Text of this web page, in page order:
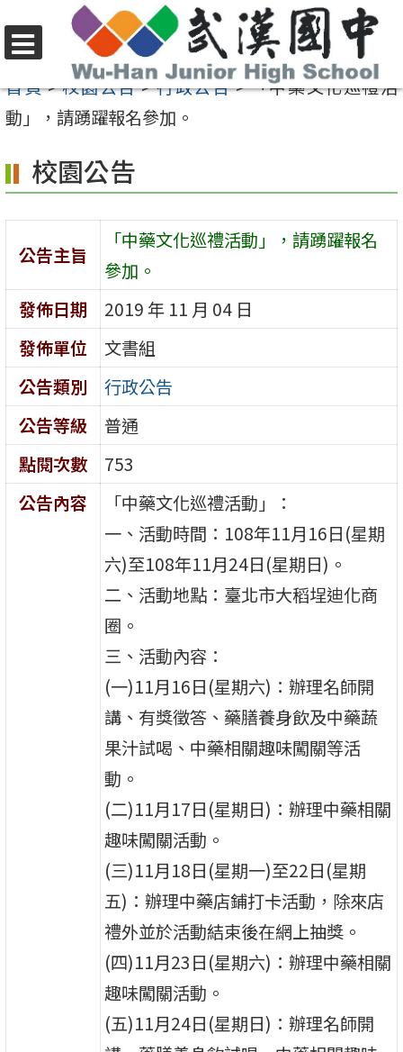
至
要
容
區
選
單
首頁>校園公告>行政公告>「中藥文化巡禮活
動」，請踴躍報名參加。
校園公告
公告主旨
「中藥文化巡禮活動」，請踴躍報名
參加。
發佈日期
2019 年 11 月 04 日
發佈單位
文書組
公告類別
行政公告
公告等級
普通
點閱次數
753
公告內容
「中藥文化巡禮活動」：
一、活動時間：108年11月16日(星期
六)至108年11月24日(星期日)。
二、活動地點：臺北市大稻埕迪化商
圈。
三、活動內容：
(一)11月16日(星期六)：辦理名師開
講、有獎徵答、藥膳養身飲及中藥蔬
果汁試喝、中藥相關趣味闖關等活
動。
(二)11月17日(星期日)：辦理中藥相關
趣味闖關活動。
(三)11月18日(星期一)至22日(星期
五)：辦理中藥店鋪打卡活動，除來店
禮外並於活動結束後在網上抽獎。
(四)11月23日(星期六)：辦理中藥相關
趣味闖關活動。
(五)11月24日(星期日)：辦理名師開